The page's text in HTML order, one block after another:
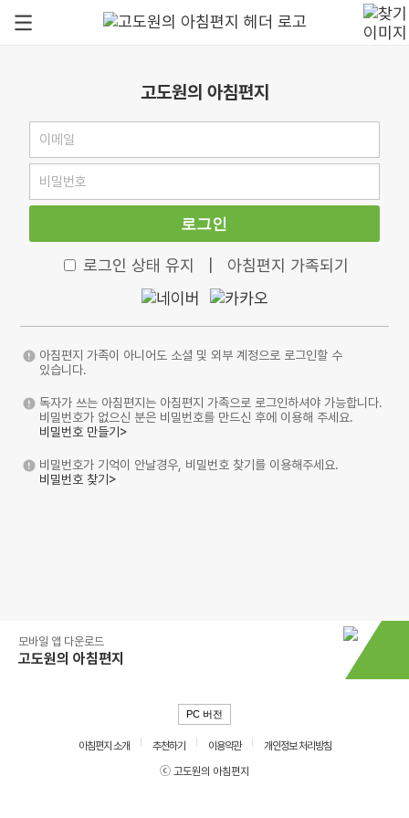
고도원의 아침편지
로그인
로그인 상태 유지 아침편지 가족되기
아침편지 가족이 아니어도 소셜 및 외부 계정으로 로그인할 수
있습니다.
독자가 쓰는 아침편지는 아침편지 가족으로 로그인하셔야 가능합니다.
비밀번호가 없으신 분은 비밀번호를 만드신 후에 이용해 주세요.
비밀번호 만들기>
비밀번호가 기억이 안날경우, 비밀번호 찾기를 이용해주세요.
비밀번호 찾기>
모바일 앱 다운로드
고도원의 아침편지
PC 버전
아침편지 소개 추천하기 이용약관
개인정보 처리방침
ⓒ 고도원의 아침편지